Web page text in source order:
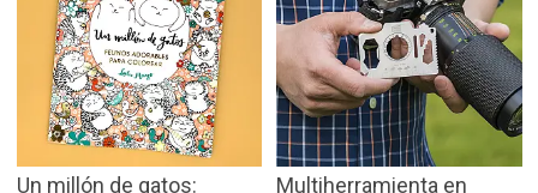
Un millón de gatos:
Multiherramienta en